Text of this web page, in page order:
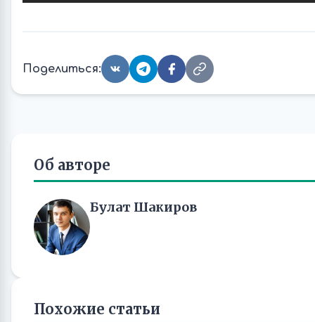
Поделиться:
Об авторе
Булат Шакиров
Похожие статьи